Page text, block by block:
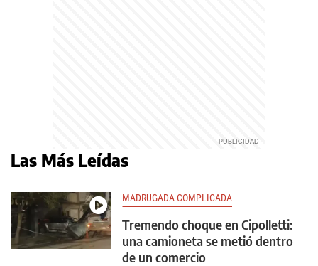
Las Más Leídas
MADRUGADA COMPLICADA
Tremendo choque en Cipolletti:
una camioneta se metió dentro
de un comercio